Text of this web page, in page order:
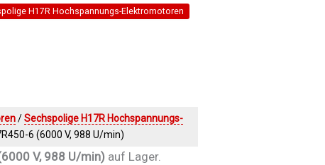
H17R Hochspannungs-Elektromotoren
/Sechspolige H17R Hochspannungs-
6 (6000 V, 988 U/min)
V, 988 U/min) auf Lager.